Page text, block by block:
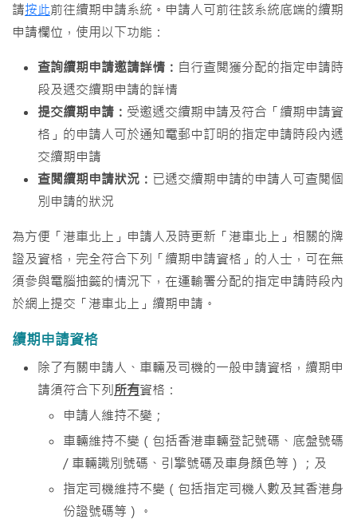
請按此前往續期申請系統。申請人可前往該系統底端的續期
申請欄位，使用以下功能：
查詢續期申請邀請詳情： 自行查閲獲分配的指定申請時
段及遞交續期申請的詳情
提交續期申請： 受邀遞交續期申請及符合「續期申請資
格」的申請人可於通知電郵中訂明的指定申請時段內遞
交續期申請
查閲續期申請狀況： 已遞交續期申請的申請人可查閲個
別申請的狀況
為方便「港車北上」申請人及時更新「港車北上」相關的牌
證及資格，完全符合下列「續期申請資格」的人士，可在無
須參與電腦抽籤的情況下，在運輸署分配的指定申請時段內
於網上提交「港車北上」續期申請。
續期申請資格
除了有關申請人、車輛及司機的一般申請資格，續期申
請須符合下列所有資格：
申請人維持不變；
車輛維持不變（包括香港車輛登記號碼、底盤號碼
/ 車輛識別號碼、引擎號碼及車身顔色等）；及
指定司機維持不變（包括指定司機人數及其香港身
份證號碼等）。